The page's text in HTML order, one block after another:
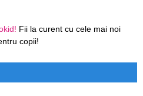
Fii la curent cu cele mai noi
copii!